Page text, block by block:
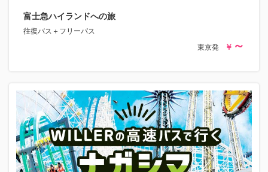
富士急ハイランドへの旅
往復バス＋フリーパス
東京発